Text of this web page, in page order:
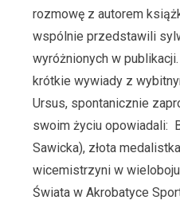
rozmowę z autorem
wspólnie przedstawili
wyróżnionych w
krótkie wywiady z
Ursus, spontanicznie
swoim życiu opowiadali:
Sawicka), złota
wicemistrzyni w
Świata w Akrobatyce